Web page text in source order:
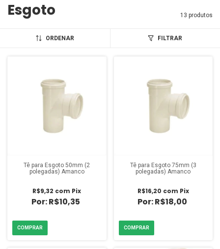
Esgoto
13 produtos
ORDENAR FILTRAR
Tê para Esgoto 50mm (2
polegadas) Amanco
R$10,35
R$9,32 com Pix
Tê para Esgoto 75mm (3
polegadas) Amanco
R$18,00
R$16,20 com Pix